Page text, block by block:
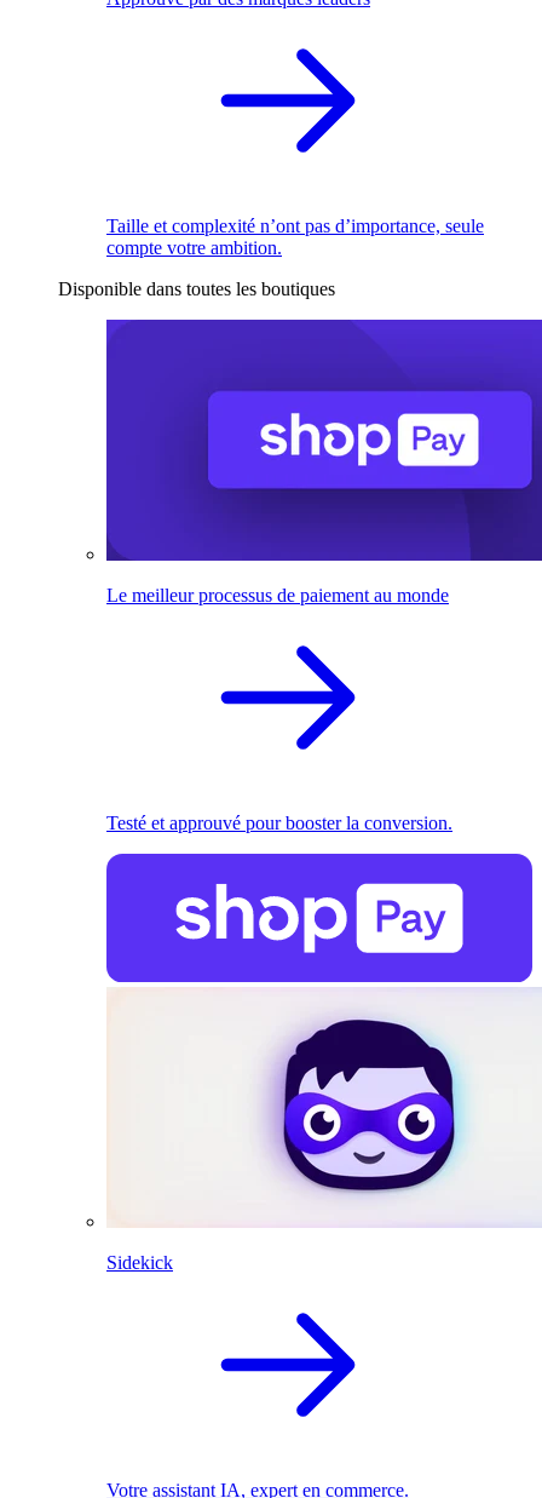
Taille et complexité n’ont pas d’importance, seule
compte votre ambition.
Disponible dans toutes les boutiques
Le meilleur processus de paiement au monde
Testé et approuvé pour booster la conversion.
Sidekick
Votre assistant IA, expert en commerce.